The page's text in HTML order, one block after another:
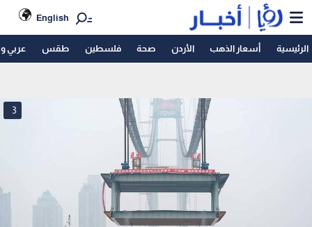
English
الرئيسية أسعار الذهب الأردن صحة فلسطين طقس عربي
3